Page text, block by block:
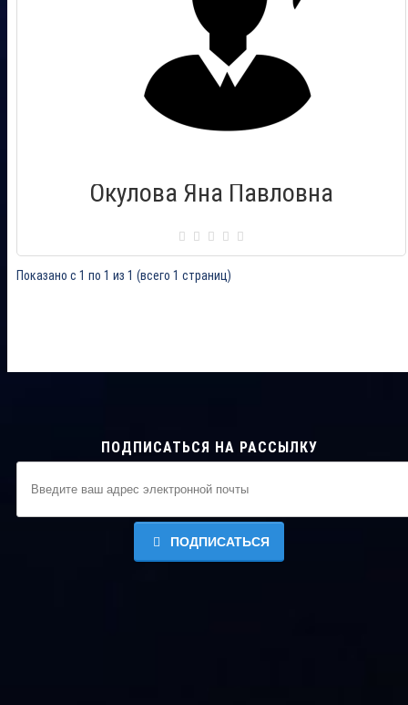
Окулова Яна Павловна
Сертификат: 00853312
Город: Нарьян-Мар
Дата выдачи: 21.05.2016
Показано с 1 по 1 из 1 (всего 1 страниц)
ПОДПИСАТЬСЯ НА РАССЫЛКУ
ПОДПИСАТЬСЯ